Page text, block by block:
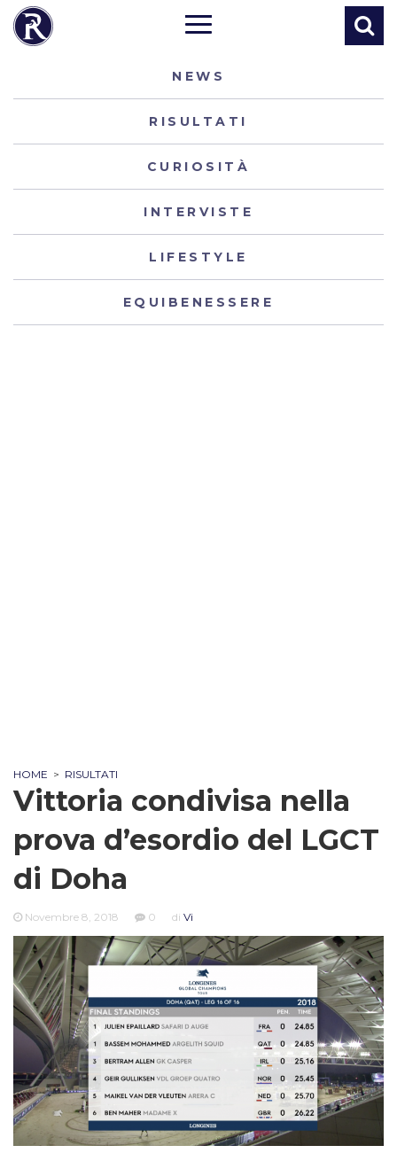
NEWS
RISULTATI
CURIOSITÀ
INTERVISTE
LIFESTYLE
EQUIBENESSERE
HOME > RISULTATI
Vittoria condivisa nella
prova d’esordio del LGCT
di Doha
Novembre 8, 2018 0 di Vi